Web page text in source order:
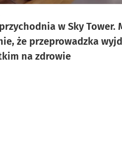
w Sky Tower.
że przeprowadzka
na zdrowie
galerią zdjęć